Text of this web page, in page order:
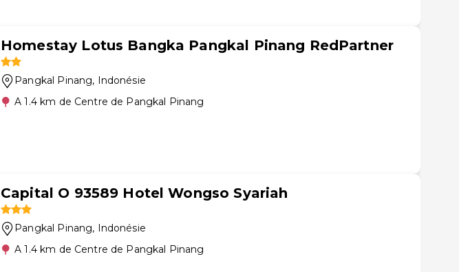
Homestay Lotus Bangka Pangkal Pinang RedPartner
Pangkal Pinang, Indonésie
A 1.4 km de Centre de Pangkal Pinang
Capital O 93589 Hotel Wongso Syariah
Pangkal Pinang, Indonésie
A 1.4 km de Centre de Pangkal Pinang